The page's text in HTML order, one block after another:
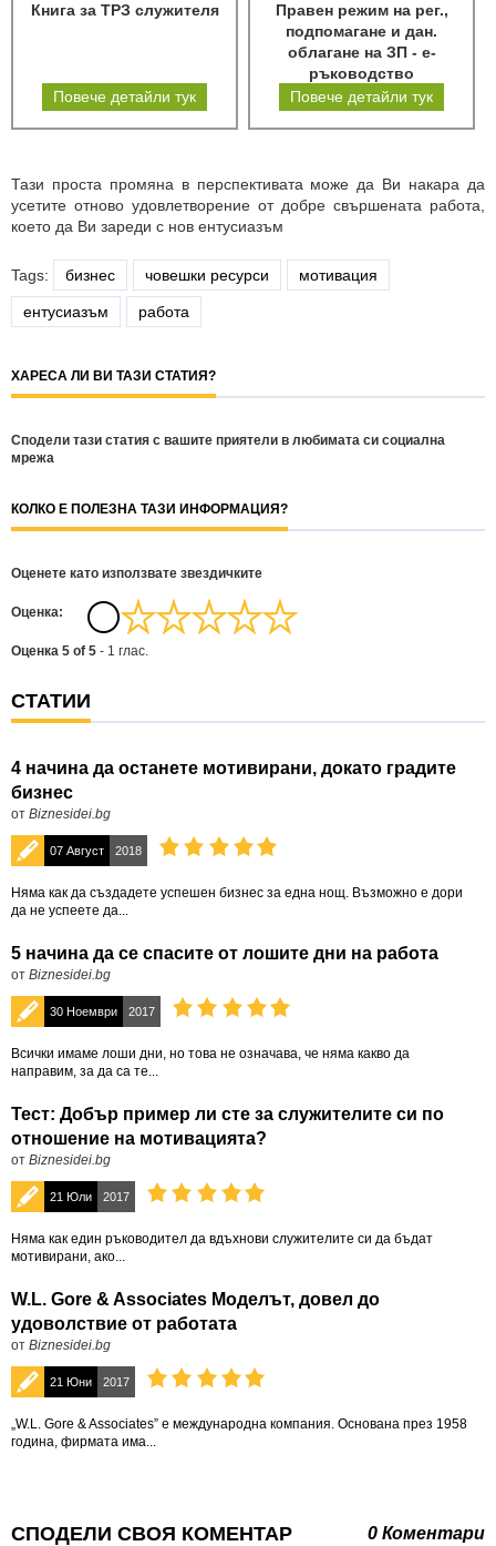
Книга за ТРЗ служителя
Повече детайли тук
Правен режим на рег.,
подпомагане и дан.
облагане на ЗП - е-
ръководство
Повече детайли тук
Тази проста промяна в перспективата може да Ви накара да
усетите отново удовлетворение от добре свършената работа,
което да Ви зареди с нов ентусиазъм
Tags: бизнес човешки ресурси мотивация
ентусиазъм работа
ХАРЕСА ЛИ ВИ ТАЗИ СТАТИЯ?
Сподели тази статия с вашите приятели в любимата си социална
мрежа
КОЛКО Е ПОЛЕЗНА ТАЗИ ИНФОРМАЦИЯ?
Оценете като използвате звездичките
Oценка:
Оценка 5 of 5 - 1 глас.
СТАТИИ
4 начина да останете мотивирани, докато градите
бизнес
от Biznesidei.bg
07 Август 2018
Няма как да създадете успешен бизнес за една нощ. Възможно е дори
да не успеете да...
5 начина да се спасите от лошите дни на работа
от Biznesidei.bg
30 Ноември 2017
Всички имаме лоши дни, но това не означава, че няма какво да
направим, за да са те...
Тест: Добър пример ли сте за служителите си по
отношение на мотивацията?
от Biznesidei.bg
21 Юли 2017
Няма как един ръководител да вдъхнови служителите си да бъдат
мотивирани, ако...
W.L. Gore & Associates Моделът, довел до
удоволствие от работата
от Biznesidei.bg
21 Юни 2017
„W.L. Gore & Associates” е международна компания. Основана през 1958
година, фирмата има...
СПОДЕЛИ СВОЯ КОМЕНТАР 0 Коментари